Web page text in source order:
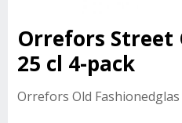
Orrefors Street
25 cl 4-pack
Orrefors Old